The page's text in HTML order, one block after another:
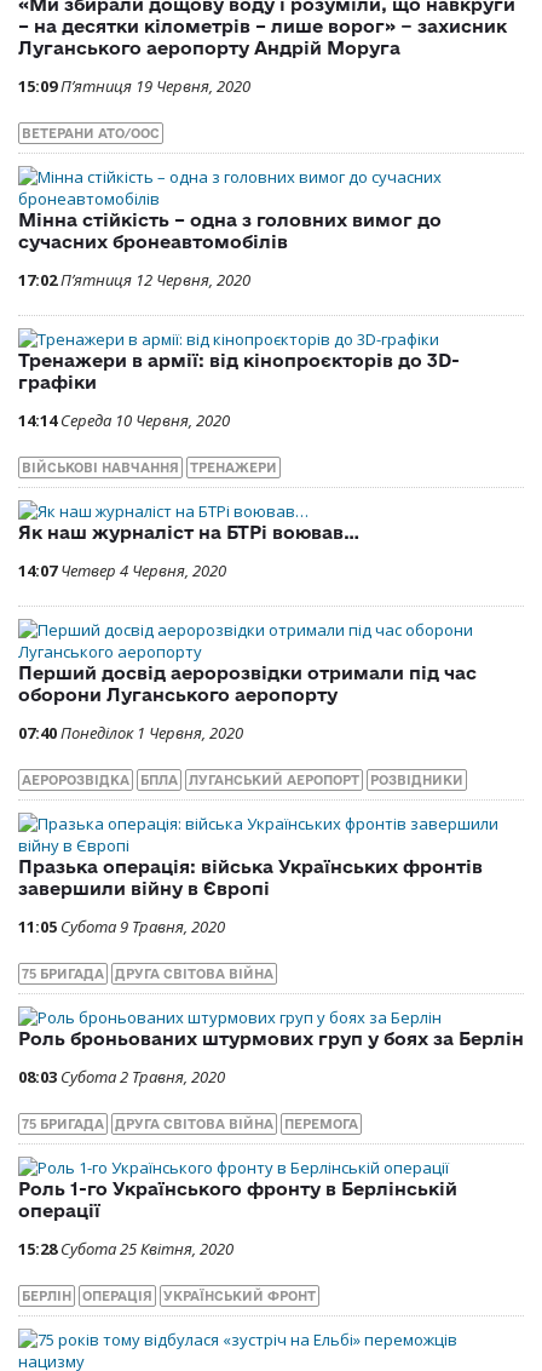
«Ми збирали дощову воду і розуміли, що навкруги
– на десятки кілометрів – лише ворог» − захисник
Луганського аеропорту Андрій Моруга
15:09П’ятниця 19 Червня, 2020
ВЕТЕРАНИ АТО/ООС
Мінна стійкість – одна з головних вимог до
сучасних бронеавтомобілів
17:02П’ятниця 12 Червня, 2020
Тренажери в армії: від кінопроєкторів до 3D-
графіки
14:14 Середа 10 Червня, 2020
ВІЙСЬКОВІ НАВЧАННЯ ТРЕНАЖЕРИ
Як наш журналіст на БТРі воював…
14:07 Четвер 4 Червня, 2020
Перший досвід аеророзвідки отримали під час
оборони Луганського аеропорту
07:40Понеділок 1 Червня, 2020
АЕРОРОЗВІДКА БПЛА ЛУГАНСЬКИЙ АЕРОПОРТ РОЗВІДНИКИ
Празька операція: війська Українських фронтів
завершили війну в Європі
11:05 Субота 9 Травня, 2020
75 БРИГАДА ДРУГА СВІТОВА ВІЙНА
Роль броньованих штурмових груп у боях за Берлін
08:03 Субота 2 Травня, 2020
75 БРИГАДА ДРУГА СВІТОВА ВІЙНА ПЕРЕМОГА
Роль 1-го Українського фронту в Берлінській
операції
15:28 Субота 25 Квітня, 2020
БЕРЛІН ОПЕРАЦІЯ УКРАЇНСЬКИЙ ФРОНТ